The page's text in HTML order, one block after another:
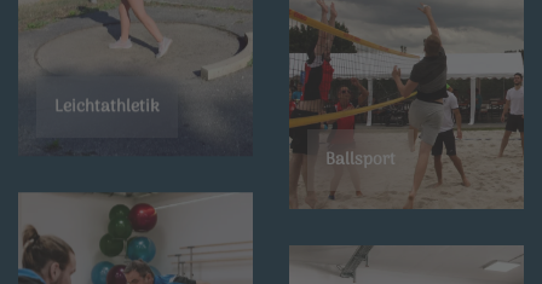
Leichtathletik
Ballsport